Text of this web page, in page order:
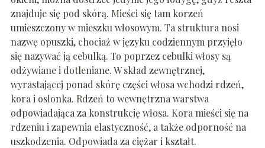
znajduje się pod skórą. Mieści się tam korzeń
umieszczony w mieszku włosowym. Ta struktura nosi
nazwę opuszki, chociaż w języku codziennym przyjęło
się nazywać ją cebulką. To poprzez cebulki włosy są
odżywiane i dotleniane. W skład zewnętrznej,
wyrastającej ponad skórę części włosa wchodzi rdzeń,
kora i osłonka. Rdzeń to wewnętrzna warstwa
odpowiadająca za konstrukcję włosa. Kora mieści się na
rdzeniu i zapewnia elastyczność, a także odporność na
uszkodzenia. Odpowiada za ciężar i kształt.